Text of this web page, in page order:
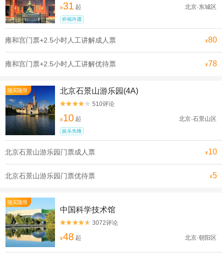
¥31 起 北京·东城区
祈福许愿
雍和宫门票+2.5小时人工讲解成人票 ¥80
雍和宫门票+2.5小时人工讲解优待票 ¥78
随买随用 北京石景山游乐园(4A)

 510评论
¥10 起 北京·石景山区
娱乐先锋
北京石景山游乐园门票成人票 ¥10
北京石景山游乐园门票优待票 ¥5
随买随用
中国科学技术馆

 3072评论
¥48 起 北京·朝阳区